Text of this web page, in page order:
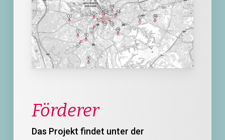
Förderer
Das Projekt findet unter der